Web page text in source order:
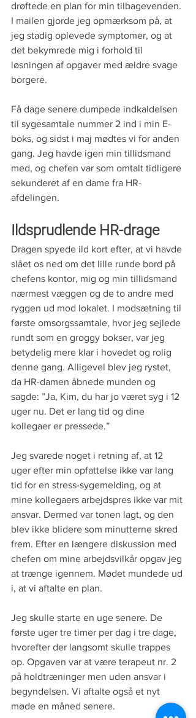
drøftede en plan for min tilbagevenden.
I mailen gjorde jeg opmærksom på, at
jeg stadig oplevede symptomer, og at
det bekymrede mig i forhold til
løsningen af opgaver med ældre svage
borgere.
Få dage senere dumpede indkaldelsen
til sygesamtale nummer 2 ind i min E-
boks, og sidst i maj mødtes vi for anden
gang. Jeg havde igen min tillidsmand
med, og chefen var som omtalt tidligere
sekunderet af en dame fra HR-
afdelingen.
Ildsprudlende HR-drage
Dragen spyede ild kort efter, at vi havde
slået os ned om det lille runde bord på
chefens kontor, mig og min tillidsmand
nærmest væggen og de to andre med
ryggen ud mod lokalet. I modsætning til
første omsorgssamtale, hvor jeg sejlede
rundt som en groggy bokser, var jeg
betydelig mere klar i hovedet og rolig
denne gang. Alligevel blev jeg rystet,
da HR-damen åbnede munden og
sagde: ”Ja, Kim, du har jo været syg i 12
uger nu. Det er lang tid og dine
kollegaer er pressede.”
Jeg svarede noget i retning af, at 12
uger efter min opfattelse ikke var lang
tid for en stress-sygemelding, og at
mine kollegaers arbejdspres ikke var mit
ansvar. Dermed var tonen lagt, og den
blev ikke blidere som minutterne skred
frem. Efter en længere diskussion med
chefen om mine arbejdsvilkår opgav jeg
at trænge igennem. Mødet mundede ud
i, at vi aftalte en plan.
Jeg skulle starte en uge senere. De
første uger tre timer per dag i tre dage,
hvorefter der langsomt skulle trappes
op. Opgaven var at være terapeut nr. 2
på holdtræninger men uden ansvar i
begyndelsen. Vi aftalte også et nyt
møde en måned senere.